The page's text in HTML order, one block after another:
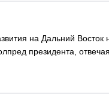
на Дальний
президента,